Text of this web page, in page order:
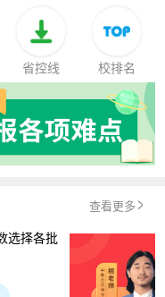
省控线 校排名
查看更多
选择各批